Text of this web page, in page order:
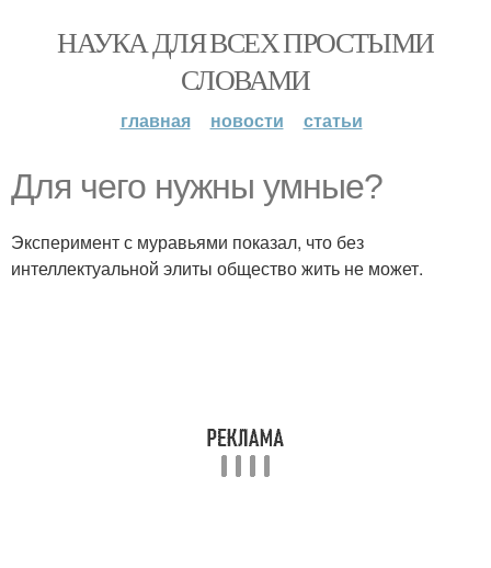
НАУКА ДЛЯ ВСЕХ ПРОСТЫМИ
СЛОВАМИ
главная новости статьи
Для чего нужны умные?
Эксперимент с муравьями показал, что без
интеллектуальной элиты общество жить не может.